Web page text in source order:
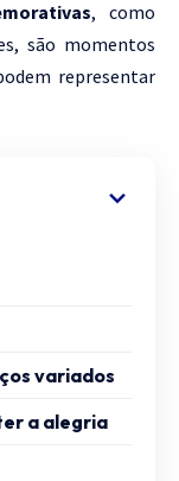
, como
são momentos
representar
variados
a alegria